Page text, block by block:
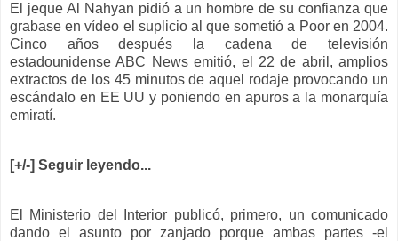
El jeque Al Nahyan pidió a un hombre de su confianza que
grabase en vídeo el suplicio al que sometió a Poor en 2004.
Cinco años después la cadena de televisión
estadounidense ABC News emitió, el 22 de abril, amplios
extractos de los 45 minutos de aquel rodaje provocando un
escándalo en EE UU y poniendo en apuros a la monarquía
emiratí.
[+/-] Seguir leyendo...
El Ministerio del Interior publicó, primero, un comunicado
dando el asunto por zanjado porque ambas partes -el